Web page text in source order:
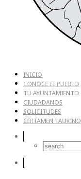
INICIO
CONOCE EL PUEBLO
TU AYUNTAMIENTO
CIUDADANOS
SOLICITUDES
CERTAMEN TAURINO